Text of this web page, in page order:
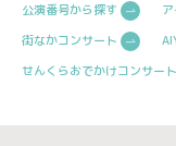
公演番号から探す
街なかコンサート
せんくらおでかけコンサート